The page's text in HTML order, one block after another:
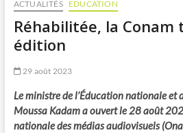
ACTUALITÉS EDUCATION
Réhabilitée, la Conam
édition
29 août 2023
Le ministre de l’Éducation nationale et
Moussa Kadam a ouvert le 28 août
nationale des médias audiovisuels